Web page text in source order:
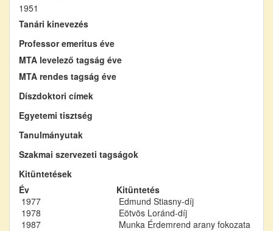
1951
Tanári kinevezés
Professor emeritus éve
MTA levelező tagság éve
MTA rendes tagság éve
Díszdoktori címek
Egyetemi tisztség
Tanulmányutak
Szakmai szervezeti tagságok
Kitüntetések
Év
Kitüntetés
1977
Edmund Stiasny-díj
1978
Eötvös Loránd-díj
1987
Munka Érdemrend arany fokozata